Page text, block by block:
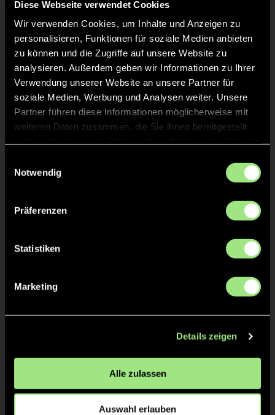
Diese Webseite verwendet Cookies
Wir verwenden Cookies, um Inhalte und Anzeigen zu
personalisieren, Funktionen für soziale Medien anbieten
zu können und die Zugriffe auf unsere Website zu
analysieren. Außerdem geben wir Informationen zu Ihrer
Verwendung unserer Website an unsere Partner für
soziale Medien, Werbung und Analysen weiter. Unsere
Partner führen diese Informationen möglicherweise mit
weiteren Daten zusammen, die Sie ihnen bereitgestellt
Notwendig
Präferenzen
Statistiken
Marketing
Details zeigen
Alle zulassen
Auswahl erlauben
Ida
R.
Ida
F.
Luise
Z.
K.